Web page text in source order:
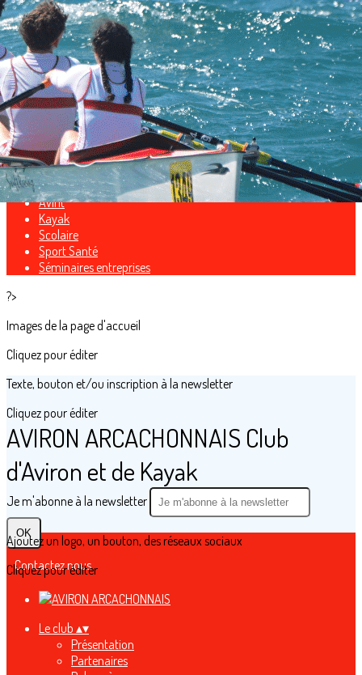
Exporter les lignes sélectionnées
Exporter toutes les colonnes
Exporter uniquement les colonnes affichées
Menu
<
>
Compétition
Para-Aviron
Loisir
Avifit
Kayak
Scolaire
Sport Santé
Séminaires entreprises
?>
Images de la page d'accueil
Cliquez pour éditer
Texte, bouton et/ou inscription à la newsletter
Cliquez pour éditer
AVIRON ARCACHONNAIS Club
d'Aviron et de Kayak
Je m'abonne à la newsletter
OK
Contactez nous
Ajoutez un logo, un bouton, des réseaux sociaux
Cliquez pour éditer
Le club ▴▾
Présentation
Partenaires